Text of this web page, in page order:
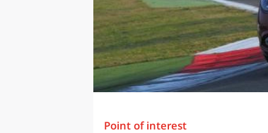
Point of interest